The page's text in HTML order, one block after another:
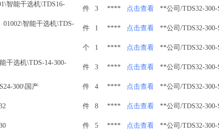
智能干选机\TDS16-
件 3 **** 点击查看 **公司/TDS32-300-
01002\智能干选机\TDS-
件 1 **** 点击查看 **公司/TDS32-300-
个 1 **** 点击查看 **公司/TDS32-300-
干选机\TDS-14-300-
件 3 **** 点击查看 **公司/TDS32-300-
300\国产 件 4 **** 点击查看 **公司/TDS32-300-
件 8 **** 点击查看 **公司/TDS32-300-
件 5 **** 点击查看 **公司/TDS32-300-